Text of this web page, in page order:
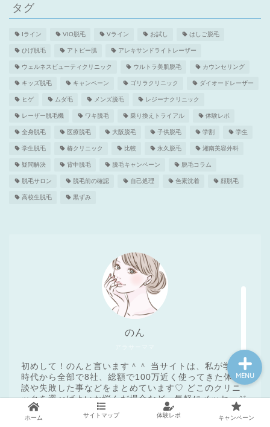
タグ
Iライン VIO脱毛 Vライン お試し はしご脱毛
ひげ脱毛 アトピー肌 アレキサンドライトレーザー
ウェルネスビューティクリニック ウルトラ美肌脱毛 カウンセリング
キッズ脱毛 キャンペーン ゴリラクリニック ダイオードレーザー
ヒゲ ムダ毛 メンズ脱毛 レジーナクリニック
レーザー脱毛機 ワキ脱毛 乗り換えトライアル 体験レポ
全身脱毛 医療脱毛 大阪脱毛 子供脱毛 学割 学生
学生脱毛 椿クリニック 比較 永久脱毛 湘南美容外科
疑問解決 背中脱毛 脱毛キャンペーン 脱毛コラム
脱毛サロン 脱毛前の確認 自己処理 色素沈着 顔脱毛
高校生脱毛 黒ずみ
のん
初めして！のんと言います＾＾ 当サイトは、私が学生
時代から全部で8社、総額で100万近く使ってきた体験
談や失敗した事などをまとめています♡ どこのクリニ
ックを選べばよいか悩んだ場合など、気軽にメッセージ
して下さい♪
ホーム サイトマップ 体験レポ キャンペーン
MENU
脱毛体験レポート